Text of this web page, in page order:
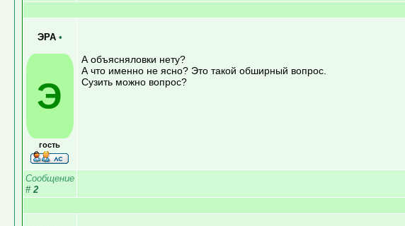
ЭРА •
Э
гость
А объясняловки нету?
А что именно не ясно? Это такой обширный вопрос.
Сузить можно вопрос?
Сообщение
# 2